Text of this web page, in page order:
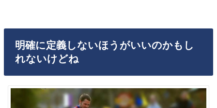
明確に定義しないほうがいいのかもし
れないけどね